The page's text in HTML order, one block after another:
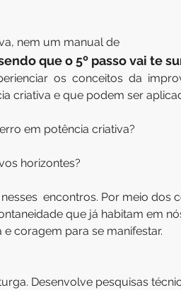
nem um manual de
que o 5º passo vai te
os conceitos da
criativa e que podem ser
em potência criativa?
horizontes?
encontros. Por meio dos
que já habitam em
coragem para se manifestar.
Desenvolve pesquisas